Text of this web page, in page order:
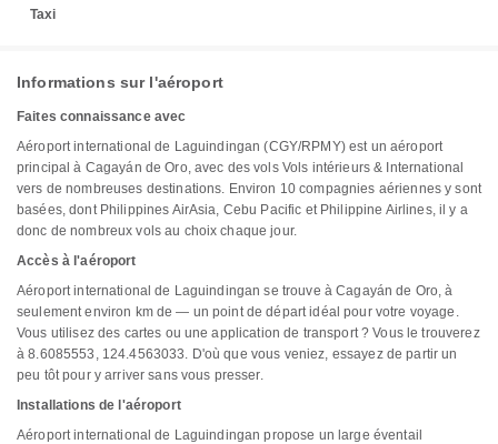
Taxi
Informations sur l'aéroport
Faites connaissance avec
Aéroport international de Laguindingan (CGY/RPMY) est un aéroport
principal à Cagayán de Oro, avec des vols Vols intérieurs & International
vers de nombreuses destinations. Environ 10 compagnies aériennes y sont
basées, dont Philippines AirAsia, Cebu Pacific et Philippine Airlines, il y a
donc de nombreux vols au choix chaque jour.
Accès à l'aéroport
Aéroport international de Laguindingan se trouve à Cagayán de Oro, à
seulement environ km de — un point de départ idéal pour votre voyage.
Vous utilisez des cartes ou une application de transport ? Vous le trouverez
à 8.6085553, 124.4563033. D'où que vous veniez, essayez de partir un
peu tôt pour y arriver sans vous presser.
Installations de l'aéroport
Aéroport international de Laguindingan propose un large éventail